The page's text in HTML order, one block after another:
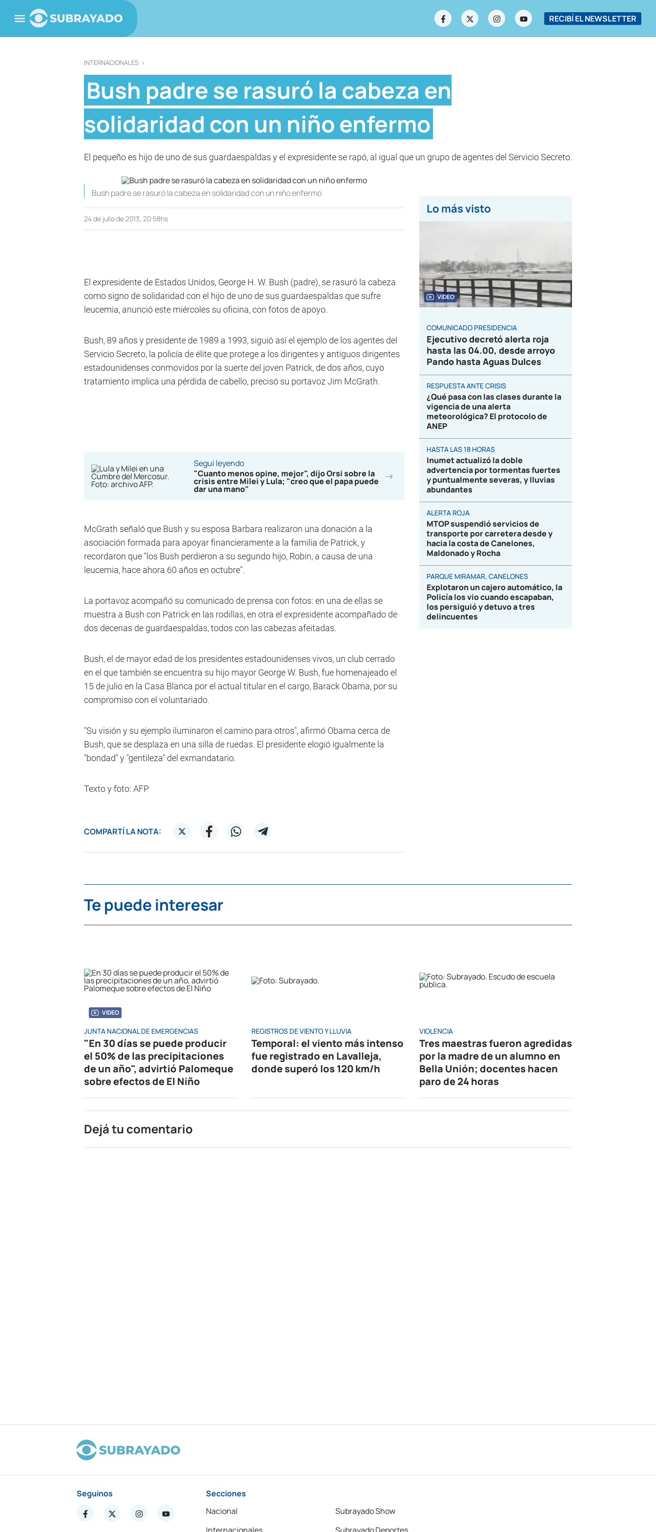
RECIBÍ EL NEWSLETTER
INTERNACIONALES >
Bush padre se rasuró la cabeza en
solidaridad con un niño enfermo
El pequeño es hijo de uno de sus guardaespaldas y el expresidente se rapó, al igual que un grupo de agentes del Servicio Secreto.
Bush padre se rasuró la cabeza en solidaridad con un niño enfermo
24 de julio de 2013, 20:58hs
El expresidente de Estados Unidos, George H. W. Bush (padre), se rasuró la cabeza
como signo de solidaridad con el hijo de uno de sus guardaespaldas que sufre
leucemia, anunció este miércoles su oficina, con fotos de apoyo.
Bush, 89 años y presidente de 1989 a 1993, siguió así el ejemplo de los agentes del
Servicio Secreto, la policía de élite que protege a los dirigentes y antiguos dirigentes
estadounidenses conmovidos por la suerte del joven Patrick, de dos años, cuyo
tratamiento implica una pérdida de cabello, precisó su portavoz Jim McGrath.
Seguí leyendo
"Cuanto menos opine, mejor", dijo Orsi sobre la
crisis entre Milei y Lula; "creo que el papa puede
dar una mano"
McGrath señaló que Bush y su esposa Barbara realizaron una donación a la
asociación formada para apoyar financieramente a la familia de Patrick, y
recordaron que "los Bush perdieron a su segundo hijo, Robin, a causa de una
leucemia, hace ahora 60 años en octubre".
La portavoz acompañó su comunicado de prensa con fotos: en una de ellas se
muestra a Bush con Patrick en las rodillas, en otra el expresidente acompañado de
dos decenas de guardaespaldas, todos con las cabezas afeitadas.
Bush, el de mayor edad de los presidentes estadounidenses vivos, un club cerrado
en el que también se encuentra su hijo mayor George W. Bush, fue homenajeado el
15 de julio en la Casa Blanca por el actual titular en el cargo, Barack Obama, por su
compromiso con el voluntariado.
"Su visión y su ejemplo iluminaron el camino para otros", afirmó Obama cerca de
Bush, que se desplaza en una silla de ruedas. El presidente elogió igualmente la
"bondad" y "gentileza" del exmandatario.
Texto y foto: AFP
COMPARTÍ LA NOTA:
Lo más visto
VIDEO
COMUNICADO PRESIDENCIA
Ejecutivo decretó alerta roja
hasta las 04.00, desde arroyo
Pando hasta Aguas Dulces
RESPUESTA ANTE CRISIS
¿Qué pasa con las clases durante la
vigencia de una alerta
meteorológica? El protocolo de
ANEP
HASTA LAS 18 HORAS
Inumet actualizó la doble
advertencia por tormentas fuertes
y puntualmente severas, y lluvias
abundantes
ALERTA ROJA
MTOP suspendió servicios de
transporte por carretera desde y
hacia la costa de Canelones,
Maldonado y Rocha
PARQUE MIRAMAR, CANELONES
Explotaron un cajero automático, la
Policía los vio cuando escapaban,
los persiguió y detuvo a tres
delincuentes
Te puede interesar
VIDEO
JUNTA NACIONAL DE EMERGENCIAS
"En 30 días se puede producir
el 50% de las precipitaciones
de un año", advirtió Palomeque
sobre efectos de El Niño
REGISTROS DE VIENTO Y LLUVIA
Temporal: el viento más intenso
fue registrado en Lavalleja,
donde superó los 120 km/h
VIOLENCIA
Tres maestras fueron agredidas
por la madre de un alumno en
Bella Unión; docentes hacen
paro de 24 horas
Dejá tu comentario
Seguinos
Secciones
Nacional
Subrayado Show